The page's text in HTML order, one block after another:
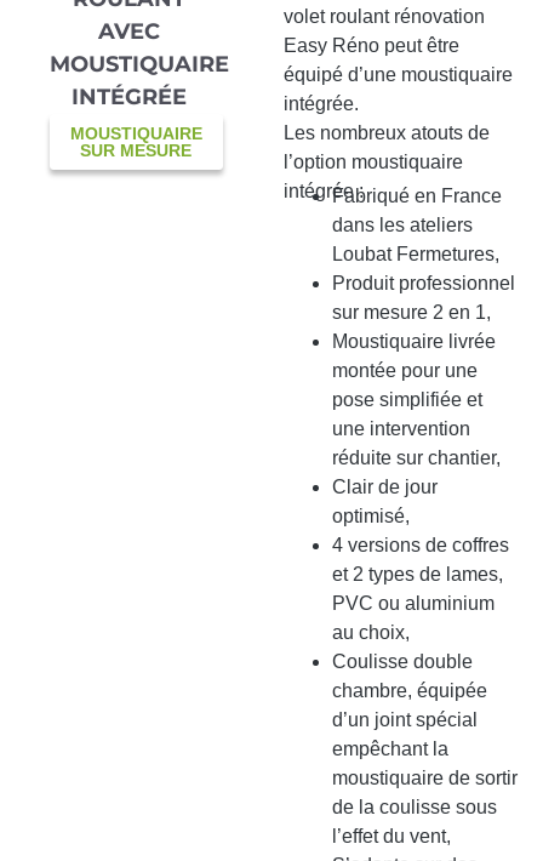
volet roulant rénovation
Easy Réno peut être
équipé d’une moustiquaire
intégrée.
Les nombreux atouts de
l’option moustiquaire
intégrée :Fabriqué en France
dans les ateliers
Loubat Fermetures,
Produit professionnel
sur mesure 2 en 1,
Moustiquaire livrée
montée pour une
pose simplifiée et
une intervention
réduite sur chantier,
Clair de jour
optimisé,
4 versions de coffres
et 2 types de lames,
PVC ou aluminium
au choix,
Coulisse double
chambre, équipée
d’un joint spécial
empêchant la
moustiquaire de sortir
de la coulisse sous
l’effet du vent,
AVEC
MOUSTIQUAIRE
INTÉGRÉE
MOUSTIQUAIRE
SUR MESURE